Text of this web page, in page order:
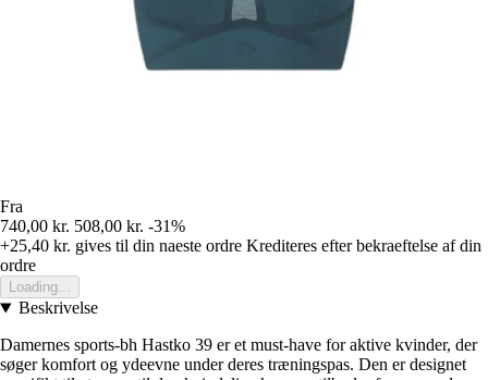
Fra
740,00 kr. 508,00 kr. -31%
+25,40 kr. gives til din naeste ordre Krediteres efter bekraeftelse af din
ordre
Loading...
Beskrivelse
Damernes sports-bh Hastko 39 er et must-have for aktive kvinder, der
søger komfort og ydeevne under deres træningspas. Den er designet